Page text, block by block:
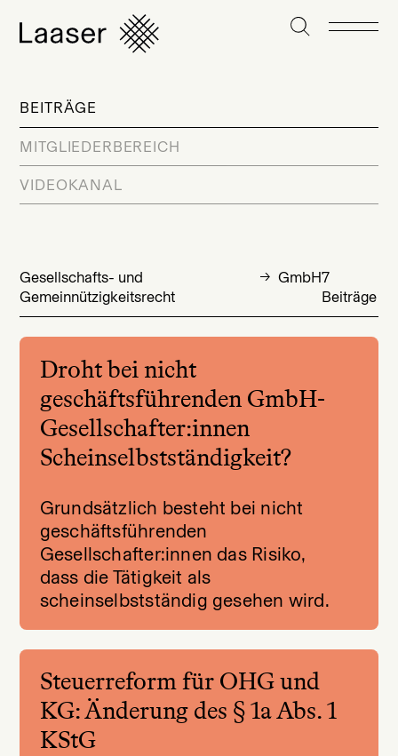
BEITRÄGE
MITGLIEDERBEREICH
VIDEOKANAL
Gesellschafts- und
Gemeinnützigkeitsrecht
GmbH7
Beiträge
Droht bei nicht
geschäftsführenden GmbH-
Gesellschafter:innen
Scheinselbstständigkeit?
Grundsätzlich besteht bei nicht
geschäftsführenden
Gesellschafter:innen das Risiko,
dass die Tätigkeit als
scheinselbstständig gesehen wird.
Steuerreform für OHG und
KG: Änderung des § 1a Abs. 1
KStG